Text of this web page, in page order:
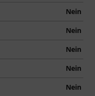
Nein
Nein
Nein
Nein
Nein